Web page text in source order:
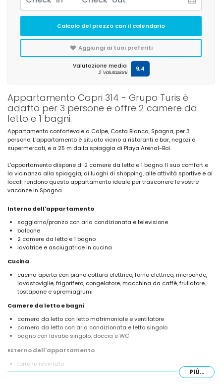
Appartamento Capri 314 - Grupo Turis è
adatto per 3 persone e offre 2 camere da
letto e 1 bagni.
Appartamento confortevole a Calpe, Costa Blanca, Spagna, per 3
persone. L'appartamento è situato vicino a ristoranti e bar, negozi e
supermercati, e a 25 m dalla spiaggia di Playa Arenal-Bol.
L'appartamento dispone di 2 camere da letto e 1 bagno. Il suo comfort e
la vicinanza alla spiaggia, ai luoghi di shopping, alle attività sportive e ai
locali rendono questo appartamento ideale per trascorrere le vostre
vacanze in Spagna.
Interno dell'appartamento
soggiorno/pranzo con aria condizionata e televisione
balcone
2 camere da letto e 1 bagno
lavatrice e asciugatrice in cucina
Cucina
cucina aperta con piano cottura elettrico, forno elettrico, microonde,
lavastoviglie, frigorifero, congelatore, macchina da caffè, frullatore,
tostapane e spremiagrumi
Camere da letto e bagni
camera da letto con letto matrimoniale e ventilatore
camera da letto con aria condizionata e letto singolo
bagno con lavabo singolo, doccia e WC
Esterno dell'appartamento
terreno recintato
PIÙ...
Calcolo del prezzo con il calendario
Aggiungi ai tuoi preferiti
Valutazione media
2 Valutazioni 9,4